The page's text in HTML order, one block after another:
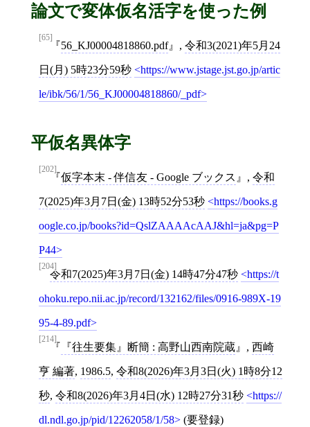
論文で変体仮名活字を使った例
[65]
56_KJ00004818860.pdf , 令和3(2021)年5月24
日(月) 5時23分59秒 https://www.jstage.jst.go.jp/artic
le/ibk/56/1/56_KJ00004818860/_pdf
平仮名異体字
[202]
仮字本末 - 伴信友 - Google ブックス , 令和
7(2025)年3月7日(金) 13時52分53秒 https://books.g
oogle.co.jp/books?id=QslZAAAAcAAJ&hl=ja&pg=P
P44
[204]
令和7(2025)年3月7日(金) 14時47分47秒 https://t
ohoku.repo.nii.ac.jp/record/132162/files/0916-989X-19
95-4-89.pdf
[214]
『往生要集』断簡 : 高野山西南院蔵 , 西崎
亨 編著, 1986.5, 令和8(2026)年3月3日(火) 1時8分12
秒, 令和8(2026)年3月4日(水) 12時27分31秒 https://
dl.ndl.go.jp/pid/12262058/1/58 (要登録)